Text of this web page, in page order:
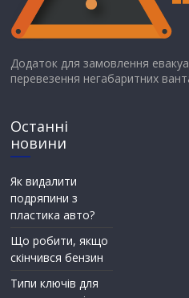
Додаток для замовлення
перевезення негабаритних
Останні
новини
Як видалити
подряпини з
пластика авто?
Що робити, якщо
скінчився бензин
Типи ключів для
дверних замків